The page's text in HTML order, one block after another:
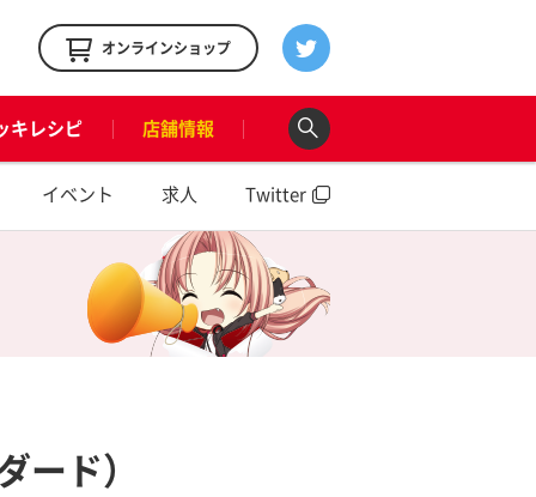
オンラインショップ
キレシピ 店舗情報
イベント 求人 Twitter
ード）